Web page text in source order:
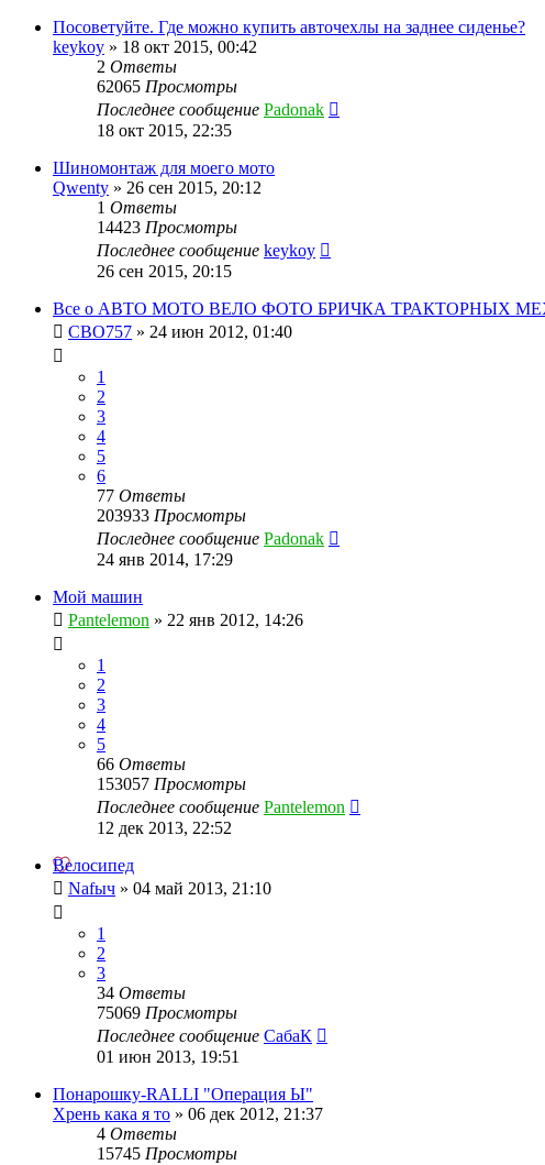
Посоветуйте. Где можно купить авточехлы на заднее сиденье?
keykoy » 18 окт 2015, 00:42
2 Ответы
62065 Просмотры
Последнее сообщение Padonak
18 окт 2015, 22:35
Шиномонтаж для моего мото
Qwenty » 26 сен 2015, 20:12
1 Ответы
14423 Просмотры
Последнее сообщение keykoy
26 сен 2015, 20:15
Все о АВТО МОТО ВЕЛО ФОТО БРИЧКА ТРАКТОРНЫХ
CBO757 » 24 июн 2012, 01:40
1
2
3
4
5
6
77 Ответы
203933 Просмотры
Последнее сообщение Padonak
24 янв 2014, 17:29
Мой машин
Pantelemon » 22 янв 2012, 14:26
1
2
3
4
5
66 Ответы
153057 Просмотры
Последнее сообщение Pantelemon
12 дек 2013, 22:52
Велосипед
Nafыч » 04 май 2013, 21:10
1
2
3
34 Ответы
75069 Просмотры
Последнее сообщение СабаК
01 июн 2013, 19:51
Понарошку-RALLI "Операция Ы"
Хрень кака я то » 06 дек 2012, 21:37
4 Ответы
15745 Просмотры